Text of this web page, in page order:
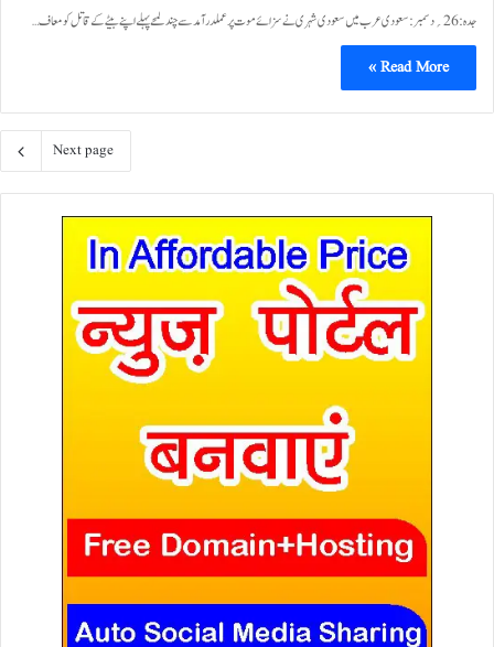
جدہ:26؍دسمبر:سعودی عرب میں سعودی شہری نے سزائے موت پر عملدرآمد سے چند لمحے پہلے اپنے بیٹے کے قاتل کو معاف…
Read More »
Next page